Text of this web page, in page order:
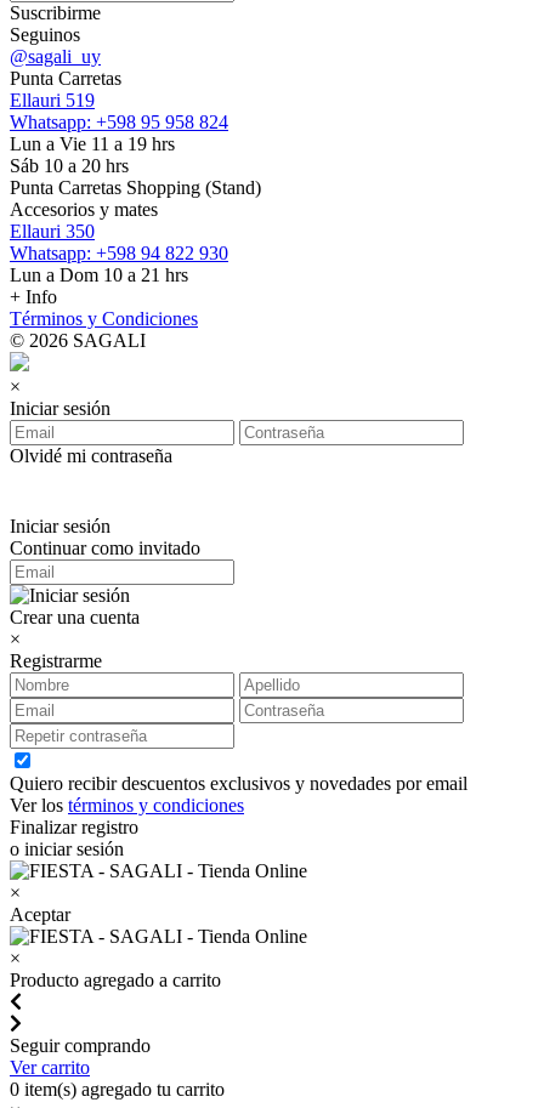
Suscribirme
Seguinos
@sagali_uy
Punta Carretas
Ellauri 519
Whatsapp: +598 95 958 824
Lun a Vie 11 a 19 hrs
Sáb 10 a 20 hrs
Punta Carretas Shopping (Stand)
Accesorios y mates
Ellauri 350
Whatsapp: +598 94 822 930
Lun a Dom 10 a 21 hrs
+ Info
Términos y Condiciones
© 2026 SAGALI
×
Iniciar sesión
Olvidé mi contraseña
Iniciar sesión
Continuar como invitado
Crear una cuenta
×
Registrarme
Quiero recibir descuentos exclusivos y novedades por email
Ver los términos y condiciones
Finalizar registro
o iniciar sesión
×
Aceptar
×
Producto agregado a carrito
Seguir comprando
Ver carrito
0 item(s) agregado tu carrito